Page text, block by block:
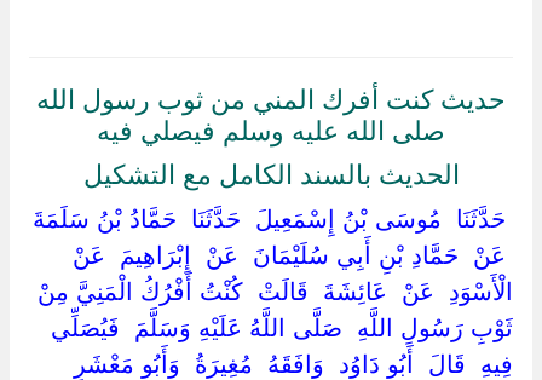
حديث كنت أفرك المني من ثوب رسول الله
صلى الله عليه وسلم فيصلي فيه
الحديث بالسند الكامل مع التشكيل
‏ ‏حَدَّثَنَا ‏ ‏مُوسَى بْنُ إِسْمَعِيلَ ‏ ‏حَدَّثَنَا ‏ ‏حَمَّادُ بْنُ سَلَمَةَ
‏ ‏عَنْ ‏ ‏حَمَّادِ بْنِ أَبِي سُلَيْمَانَ ‏ ‏عَنْ ‏ ‏إِبْرَاهِيمَ ‏ ‏عَنْ ‏
‏الْأَسْوَدِ ‏ ‏عَنْ ‏ ‏عَائِشَةَ ‏ ‏قَالَتْ ‏ ‏كُنْتُ أَفْرُكُ الْمَنِيَّ مِنْ
ثَوْبِ رَسُولِ اللَّهِ ‏ ‏صَلَّى اللَّهُ عَلَيْهِ وَسَلَّمَ ‏ ‏فَيُصَلِّي
فِيهِ ‏ ‏قَالَ ‏ ‏أَبُو دَاوُد ‏ ‏وَافَقَهُ ‏ ‏مُغِيرَةُ ‏ ‏وَأَبُو مَعْشَرٍ ‏